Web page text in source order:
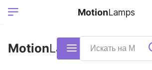
Ваш регион
Выберите ваш
+7
38-68
MotionLamps Каталог
MotionLamps